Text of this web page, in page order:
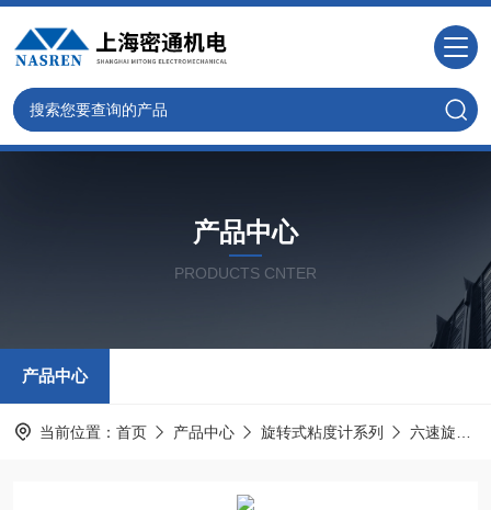
产品中心
PRODUCTS CNTER
产品中心
当前位置： 首页 产品中心 旋转式粘度计系列 六速旋转粘度计